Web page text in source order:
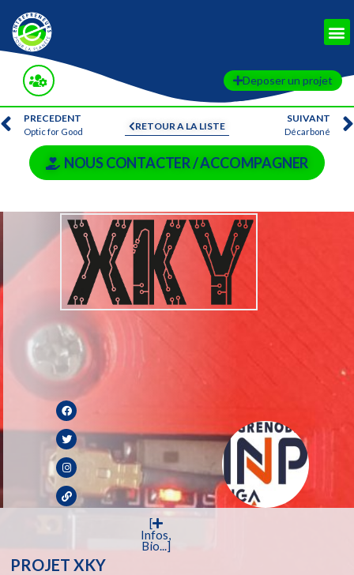
Deposer un projet
RETOUR A LA LISTE
PRECEDENT
Optic for Good
SUIVANT
Décarboné
NOUS CONTACTER / ACCOMPAGNER
[
Infos,
Bio...]
PROJET XKY